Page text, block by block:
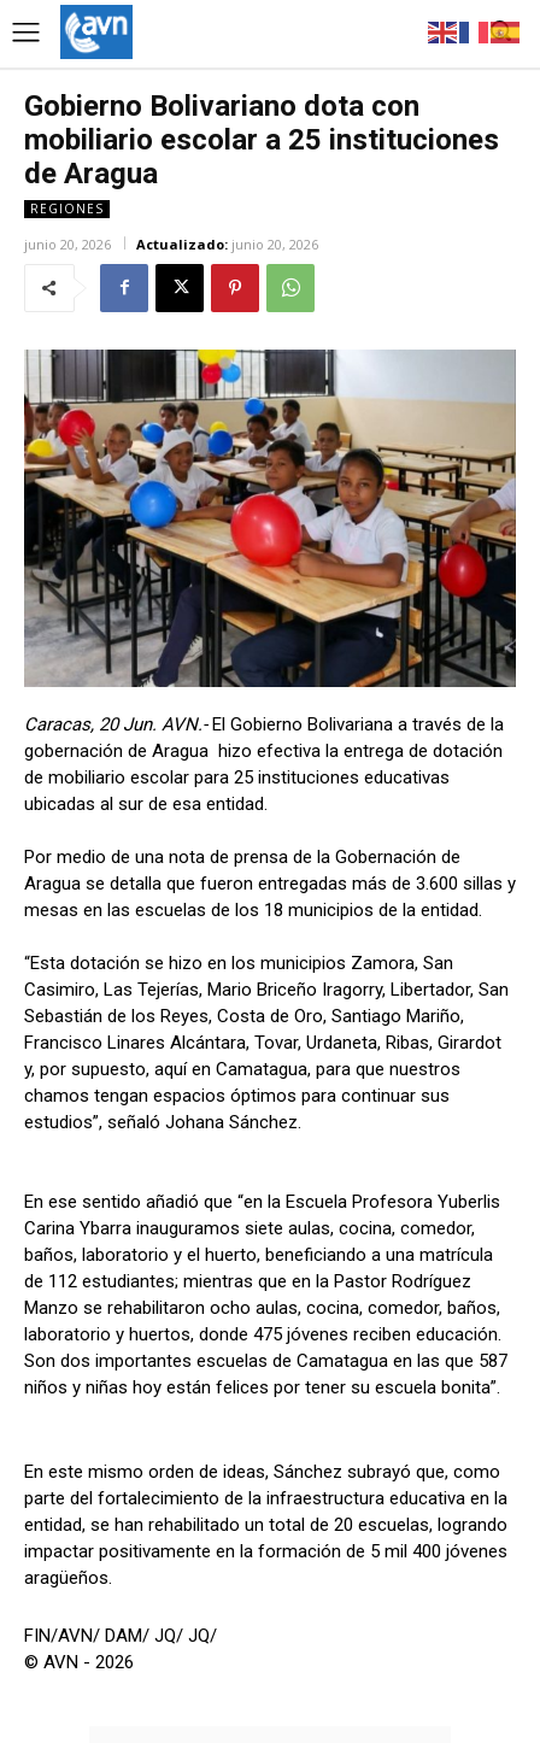
Gobierno Bolivariano dota con
mobiliario escolar a 25 instituciones
de Aragua
REGIONES
junio 20, 2026 Actualizado: junio 20, 2026
Caracas, 20 Jun. AVN.-El Gobierno Bolivariana a través de la
gobernación de Aragua hizo efectiva la entrega de dotación
de mobiliario escolar para 25 instituciones educativas
ubicadas al sur de esa entidad.
Por medio de una nota de prensa de la Gobernación de
Aragua se detalla que fueron entregadas más de 3.600 sillas y
mesas en las escuelas de los 18 municipios de la entidad.
“Esta dotación se hizo en los municipios Zamora, San
Casimiro, Las Tejerías, Mario Briceño Iragorry, Libertador, San
Sebastián de los Reyes, Costa de Oro, Santiago Mariño,
Francisco Linares Alcántara, Tovar, Urdaneta, Ribas, Girardot
y, por supuesto, aquí en Camatagua, para que nuestros
chamos tengan espacios óptimos para continuar sus
estudios”, señaló Johana Sánchez.
En ese sentido añadió que “en la Escuela Profesora Yuberlis
Carina Ybarra inauguramos siete aulas, cocina, comedor,
baños, laboratorio y el huerto, beneficiando a una matrícula
de 112 estudiantes; mientras que en la Pastor Rodríguez
Manzo se rehabilitaron ocho aulas, cocina, comedor, baños,
laboratorio y huertos, donde 475 jóvenes reciben educación.
Son dos importantes escuelas de Camatagua en las que 587
niños y niñas hoy están felices por tener su escuela bonita”.
En este mismo orden de ideas, Sánchez subrayó que, como
parte del fortalecimiento de la infraestructura educativa en la
entidad, se han rehabilitado un total de 20 escuelas, logrando
impactar positivamente en la formación de 5 mil 400 jóvenes
aragüeños.
FIN/AVN/ DAM/ JQ/ JQ/
© AVN - 2026